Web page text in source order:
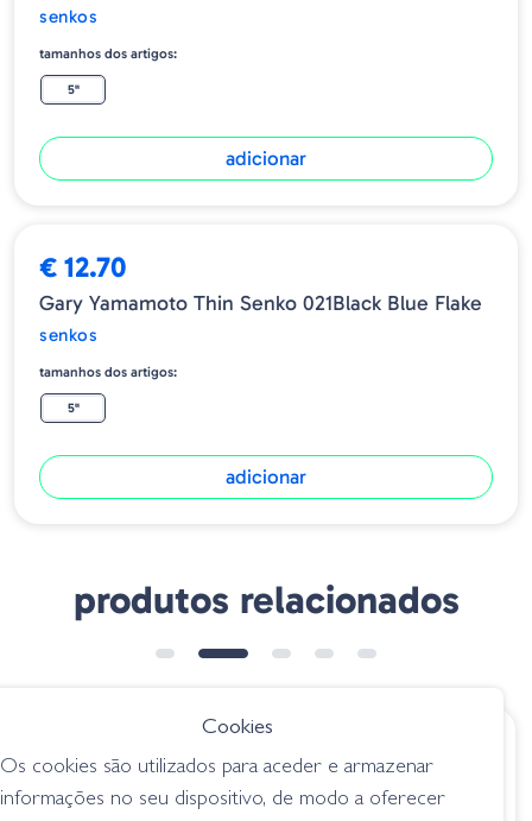
senkos
tamanhos dos artigos:
5"
adicionar
€ 12.70
Gary Yamamoto Thin Senko 021Black Blue Flake
senkos
tamanhos dos artigos:
5"
adicionar
produtos relacionados
€ 7.95
Rapala Crush City
Salt Ned Roll -
Amostra Stick 04-
0219 Watermelon –
Cookies
Os cookies são utilizados para aceder e armazenar
informações no seu dispositivo, de modo a oferecer